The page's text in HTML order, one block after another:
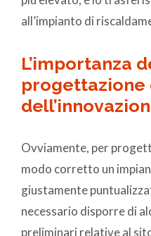
all’impianto di
L’importanza
progettazione
Ovviamente, per
modo corretto un
giustamente
necessario disporre di
preliminari relative al